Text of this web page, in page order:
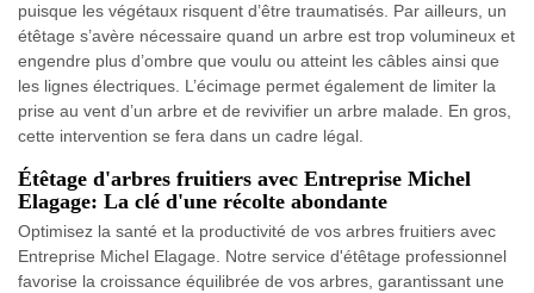
puisque les végétaux risquent d’être traumatisés. Par ailleurs, un
étêtage s’avère nécessaire quand un arbre est trop volumineux et
engendre plus d’ombre que voulu ou atteint les câbles ainsi que
les lignes électriques. L’écimage permet également de limiter la
prise au vent d’un arbre et de revivifier un arbre malade. En gros,
cette intervention se fera dans un cadre légal.
Étêtage d'arbres fruitiers avec Entreprise Michel
Elagage: La clé d'une récolte abondante
Optimisez la santé et la productivité de vos arbres fruitiers avec
Entreprise Michel Elagage. Notre service d'étêtage professionnel
favorise la croissance équilibrée de vos arbres, garantissant une